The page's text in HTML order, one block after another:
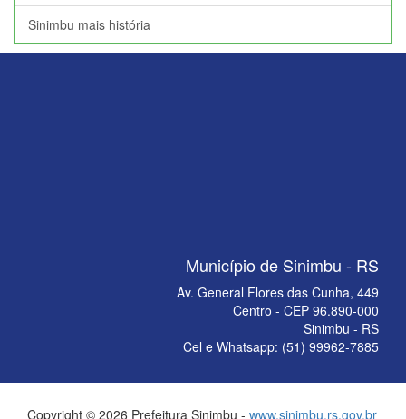
Sinimbu mais história
Município de Sinimbu - RS
Av. General Flores das Cunha, 449
Centro - CEP 96.890-000
Sinimbu - RS
Cel e Whatsapp: (51) 99962-7885
Copyright © 2026 Prefeitura Sinimbu - www.sinimbu.rs.gov.br